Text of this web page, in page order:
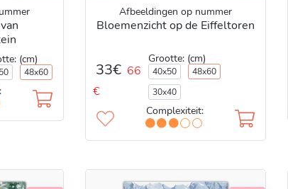
(cm)
48x60
Afbeeldingen op nummer
Bloemenzicht op de Eiffeltoren
33€ 66
€
Grootte: (cm)
40x50
48x60
30x40
Complexiteit: